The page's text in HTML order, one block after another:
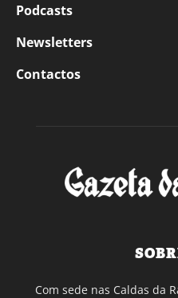
Podcasts
Newsletters
Contactos
Com sede nas Caldas da